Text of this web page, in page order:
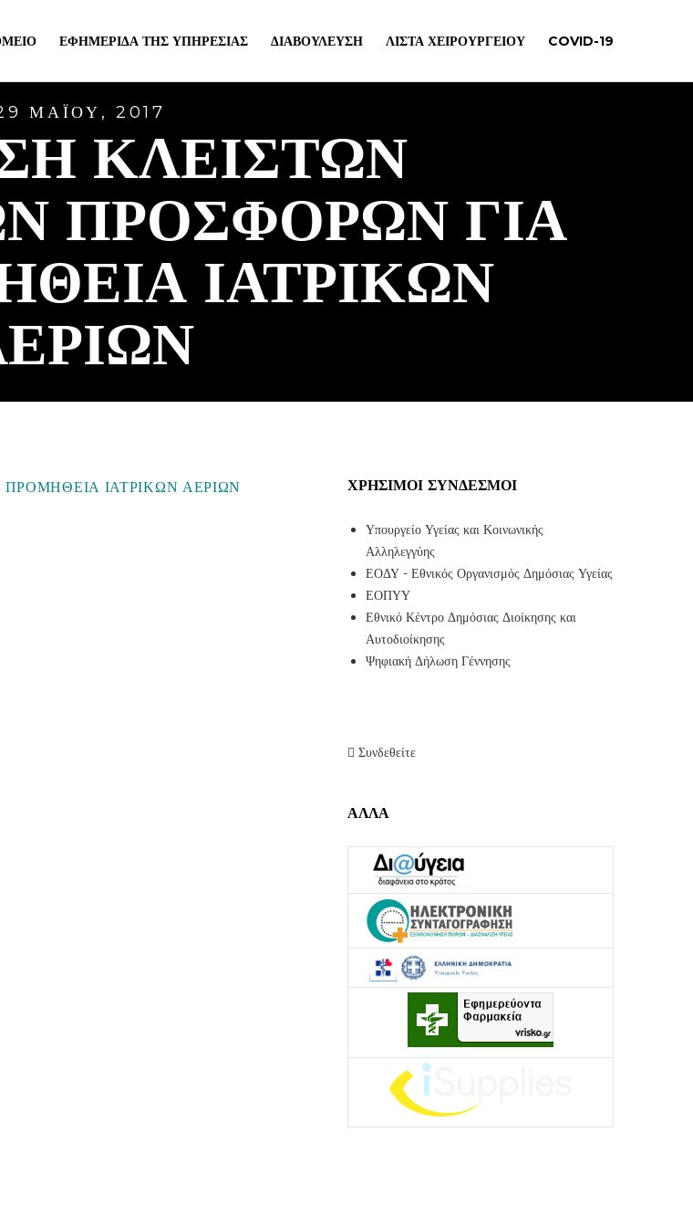
ΕΦΗΜΕΡΊΔΑ ΤΗΣ ΥΠΗΡΕΣΊΑΣ ΔΙΑΒΟΎΛΕΥΣΗ ΛΊΣΤΑ ΧΕΙΡΟΥΡΓΕΊΟΥ COVID-19
ΜΑΪ́ΟΥ, 2017
ΚΛΕΙΣΤΩΝ
ΠΡΟΣΦΟΡΩΝ ΓΙΑ
ΙΑΤΡΙΚΩΝ
ΙΑΤΡΙΚΩΝ ΑΕΡΙΩΝ ΧΡΉΣΙΜΟΙ ΣΎΝΔΕΣΜΟΙ
Υπουργείο Υγείας και Κοινωνικής
Αλληλεγγύης
ΕΟΔΥ - Εθνικός Οργανισμός Δημόσιας Υγείας
ΕΟΠΥΥ
Εθνικό Κέντρο Δημόσιας Διοίκησης και
Αυτοδιοίκησης
Ψηφιακή Δήλωση Γέννησης
Συνδεθείτε
ΑΛΛΑ